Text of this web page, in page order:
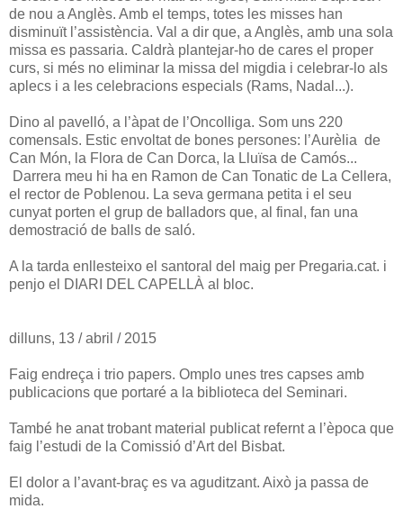
de nou a Anglès. Amb el temps, totes les misses han
disminuït l’assistència. Val a dir que, a Anglès, amb una sola
missa es passaria. Caldrà plantejar-ho de cares el proper
curs, si més no eliminar la missa del migdia i celebrar-lo als
aplecs i a les celebracions especials (Rams, Nadal...).
Dino al pavelló, a l’àpat de l’Oncolliga. Som uns 220
comensals. Estic envoltat de bones persones: l’Aurèlia de
Can Món, la Flora de Can Dorca, la Lluïsa de Camós...
Darrera meu hi ha en Ramon de Can Tonatic de La Cellera,
el rector de Poblenou. La seva germana petita i el seu
cunyat porten el grup de balladors que, al final, fan una
demostració de balls de saló.
A la tarda enllesteixo el santoral del maig per Pregaria.cat. i
penjo el DIARI DEL CAPELLÀ al bloc.
dilluns, 13 / abril / 2015
Faig endreça i trio papers. Omplo unes tres capses amb
publicacions que portaré a la biblioteca del Seminari.
També he anat trobant material publicat refernt a l’època que
faig l’estudi de la Comissió d’Art del Bisbat.
El dolor a l’avant-braç es va aguditzant. Això ja passa de
mida.